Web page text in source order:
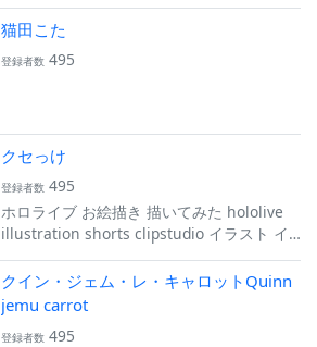
猫田こた
登録者数 495
クセっけ
登録者数 495
ホロライブ お絵描き 描いてみた hololive
illustration shorts clipstudio イラスト イ
クイン・ジェム・レ・キャロットQuinn
jemu carrot
登録者数 495